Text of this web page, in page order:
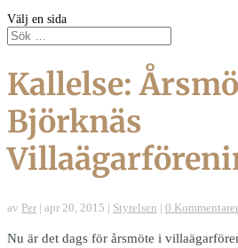
Välj en sida
Kallelse:
Björknäs
av Per | apr 20, 2015 | Styrelsen | 0 Kommentarer
Nu är det dags för årsmöte i